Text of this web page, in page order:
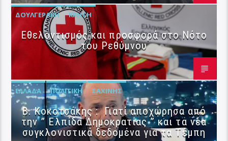
ΔΟΥΛΓΕΡΆΚΗ ΚΡΉΤΗ
Εθελοντισμός και προσφορά στο Νότο
του Ρεθύμνου
ΕΛΛΆΔΑ ΠΟΛΙΤΙΚΉ ΣΑΧΊΝΗΣ
Β. Κοκοτσάκης : Γιατί αποχώρησα από
την ” Ελπίδα Δημοκρατίας ” και τα νέα
συγκλονιστικά δεδομένα για τα Τέμπη